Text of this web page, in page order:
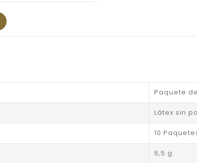
Paquete
Látex sin
10
5,5 g.